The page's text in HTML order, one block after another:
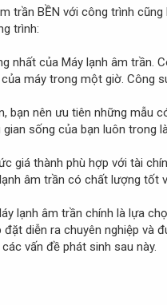
trần BỀN với công trình
trình:
nhất của Máy lạnh âm trần.
máy trong một giờ. Công
bạn nên ưu tiên những mẫu
sống của bạn luôn trong
giá thành phù hợp với tài
âm trần có chất lượng tốt
lạnh âm trần chính là lựa
diễn ra chuyên nghiệp và
vấn đề phát sinh sau này.